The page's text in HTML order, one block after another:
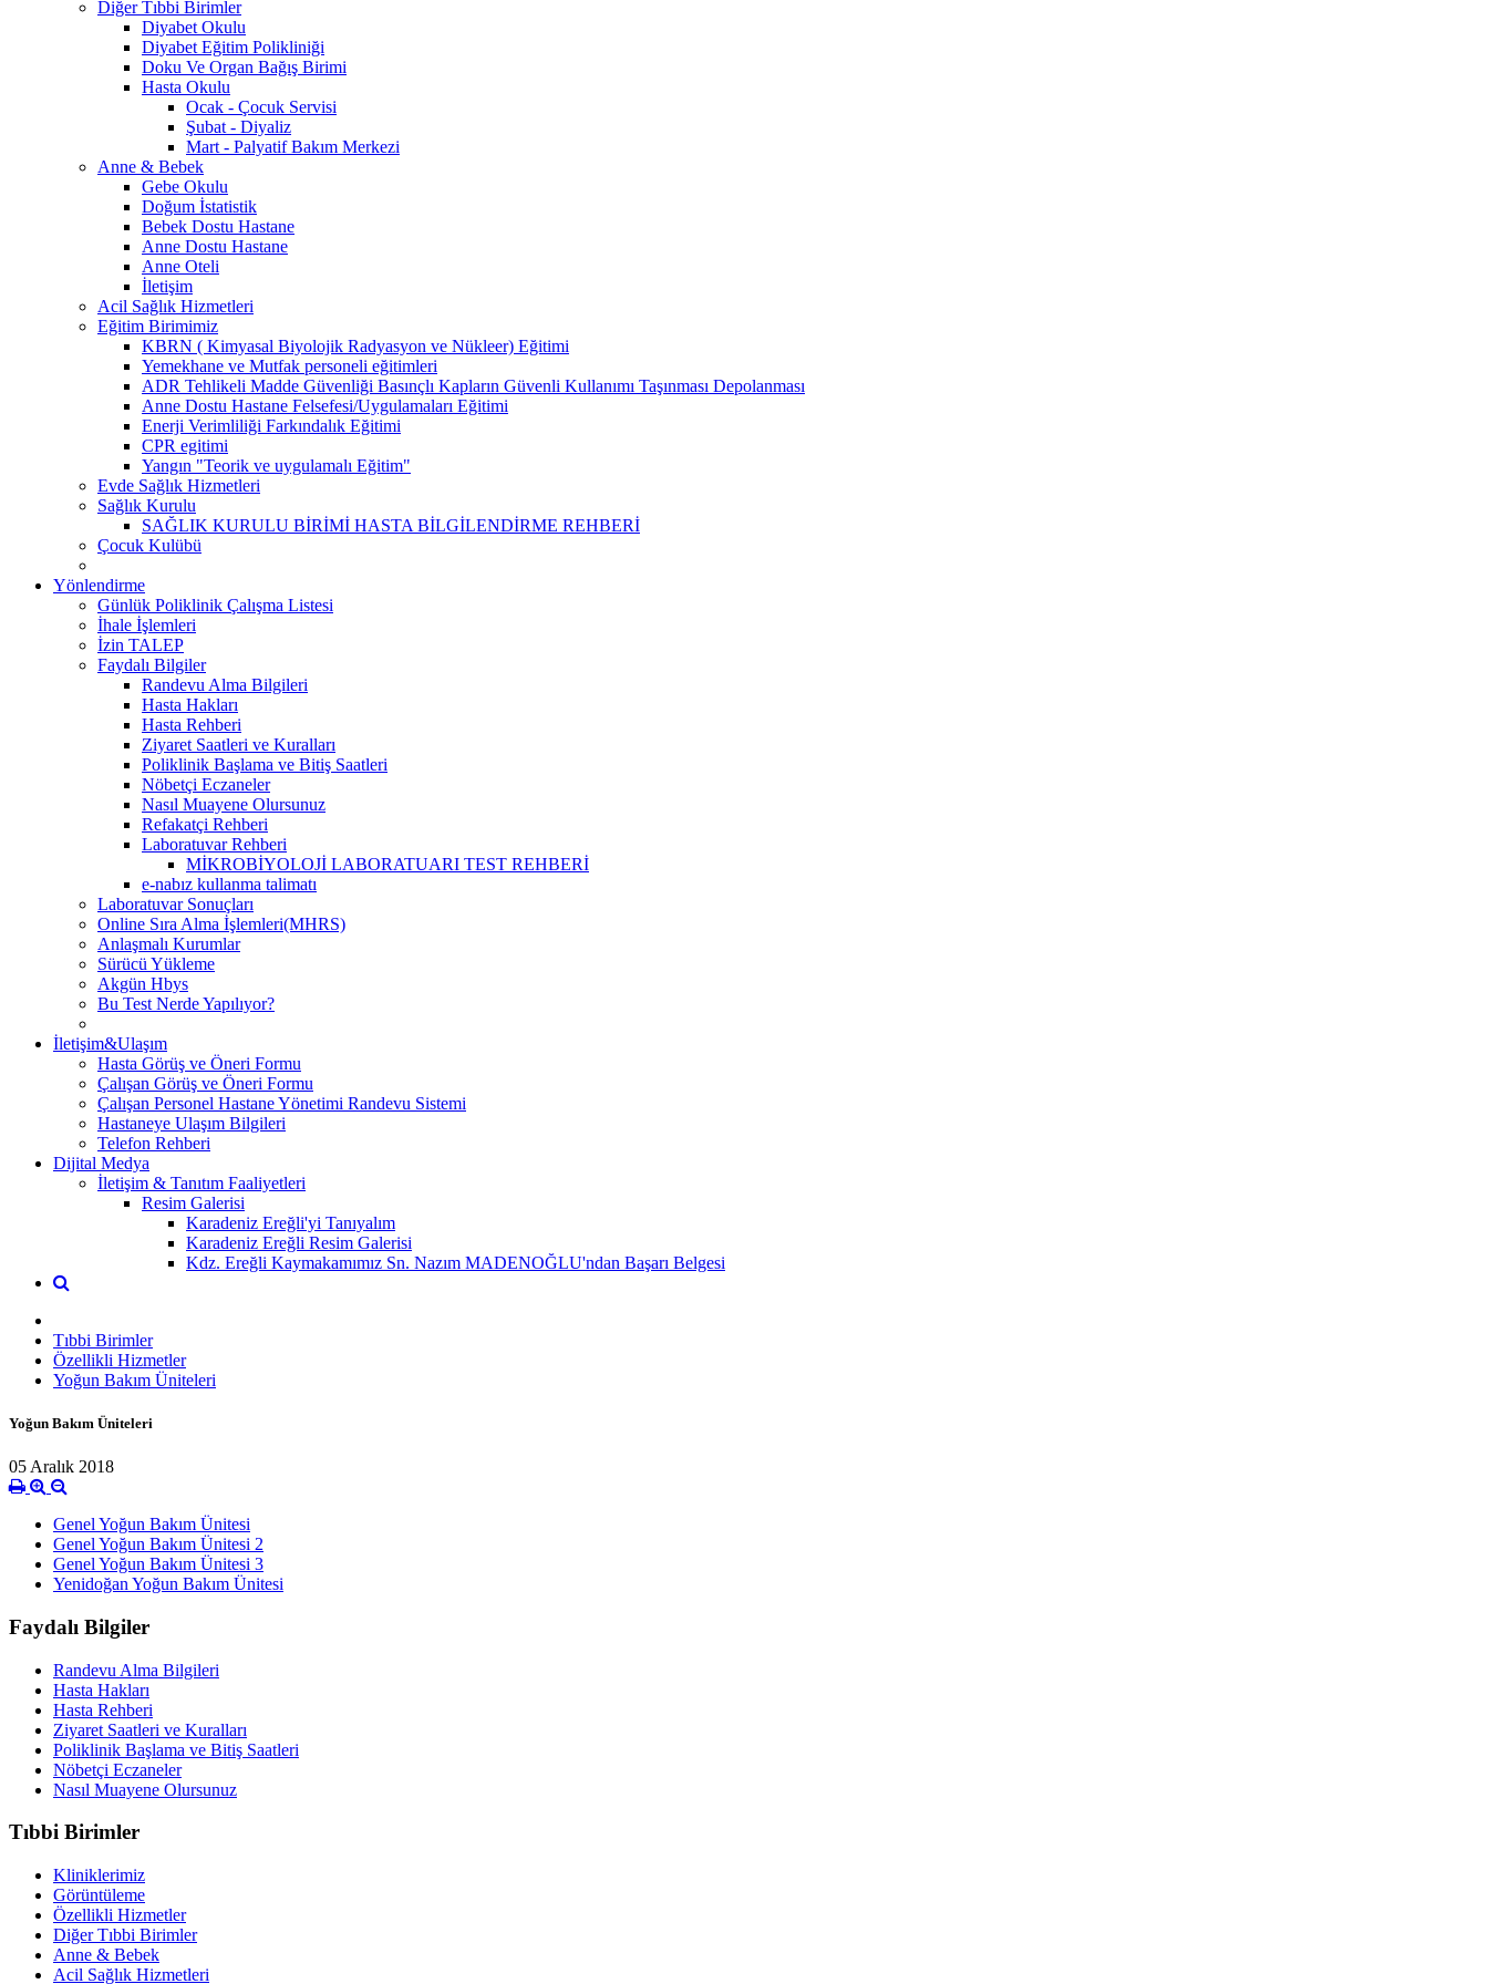
Diğer Tıbbi Birimler
Diyabet Okulu
Diyabet Eğitim Polikliniği
Doku Ve Organ Bağış Birimi
Hasta Okulu
Ocak - Çocuk Servisi
Şubat - Diyaliz
Mart - Palyatif Bakım Merkezi
Anne & Bebek
Gebe Okulu
Doğum İstatistik
Bebek Dostu Hastane
Anne Dostu Hastane
Anne Oteli
İletişim
Acil Sağlık Hizmetleri
Eğitim Birimimiz
KBRN ( Kimyasal Biyolojik Radyasyon ve Nükleer) Eğitimi
Yemekhane ve Mutfak personeli eğitimleri
ADR Tehlikeli Madde Güvenliği Basınçlı Kapların Güvenli Kullanımı Taşınması Depolanması
Anne Dostu Hastane Felsefesi/Uygulamaları Eğitimi
Enerji Verimliliği Farkındalık Eğitimi
CPR egitimi
Yangın "Teorik ve uygulamalı Eğitim"
Evde Sağlık Hizmetleri
Sağlık Kurulu
SAĞLIK KURULU BİRİMİ HASTA BİLGİLENDİRME REHBERİ
Çocuk Kulübü
Yönlendirme
Günlük Poliklinik Çalışma Listesi
İhale İşlemleri
İzin TALEP
Faydalı Bilgiler
Randevu Alma Bilgileri
Hasta Hakları
Hasta Rehberi
Ziyaret Saatleri ve Kuralları
Poliklinik Başlama ve Bitiş Saatleri
Nöbetçi Eczaneler
Nasıl Muayene Olursunuz
Refakatçi Rehberi
Laboratuvar Rehberi
MİKROBİYOLOJİ LABORATUARI TEST REHBERİ
e-nabız kullanma talimatı
Laboratuvar Sonuçları
Online Sıra Alma İşlemleri(MHRS)
Anlaşmalı Kurumlar
Sürücü Yükleme
Akgün Hbys
Bu Test Nerde Yapılıyor?
İletişim&Ulaşım
Hasta Görüş ve Öneri Formu
Çalışan Görüş ve Öneri Formu
Çalışan Personel Hastane Yönetimi Randevu Sistemi
Hastaneye Ulaşım Bilgileri
Telefon Rehberi
Dijital Medya
İletişim & Tanıtım Faaliyetleri
Resim Galerisi
Karadeniz Ereğli'yi Tanıyalım
Karadeniz Ereğli Resim Galerisi
Kdz. Ereğli Kaymakamımız Sn. Nazım MADENOĞLU'ndan Başarı Belgesi
Tıbbi Birimler
Özellikli Hizmetler
Yoğun Bakım Üniteleri
Yoğun Bakım Üniteleri
05 Aralık 2018
Genel Yoğun Bakım Ünitesi
Genel Yoğun Bakım Ünitesi 2
Genel Yoğun Bakım Ünitesi 3
Yenidoğan Yoğun Bakım Ünitesi
Faydalı Bilgiler
Randevu Alma Bilgileri
Hasta Hakları
Hasta Rehberi
Ziyaret Saatleri ve Kuralları
Poliklinik Başlama ve Bitiş Saatleri
Nöbetçi Eczaneler
Nasıl Muayene Olursunuz
Tıbbi Birimler
Kliniklerimiz
Görüntüleme
Özellikli Hizmetler
Diğer Tıbbi Birimler
Anne & Bebek
Acil Sağlık Hizmetleri